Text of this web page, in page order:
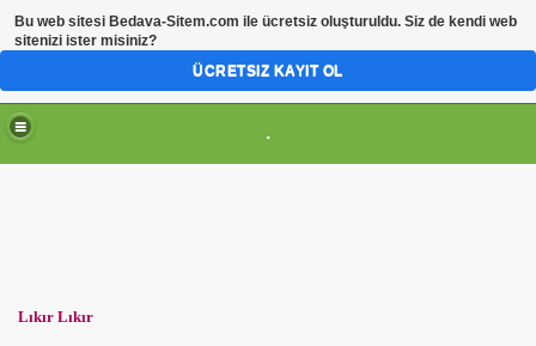
.
Lıkır Lıkır
Bu web sitesi Bedava-Sitem.com ile ücretsiz oluşturuldu. Siz de kendi web
sitenizi ister misiniz?
ÜCRETSIZ KAYIT OL